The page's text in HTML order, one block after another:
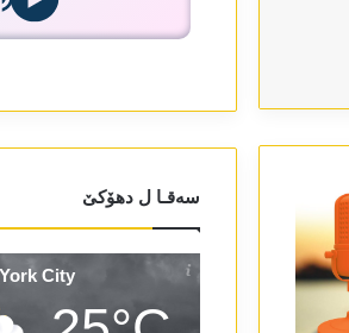
سەقـا ل دھۆکێ
City